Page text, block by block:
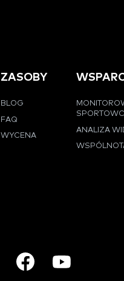
ZASOBY
BLOG
FAQ
WYCENA
ANALIZA